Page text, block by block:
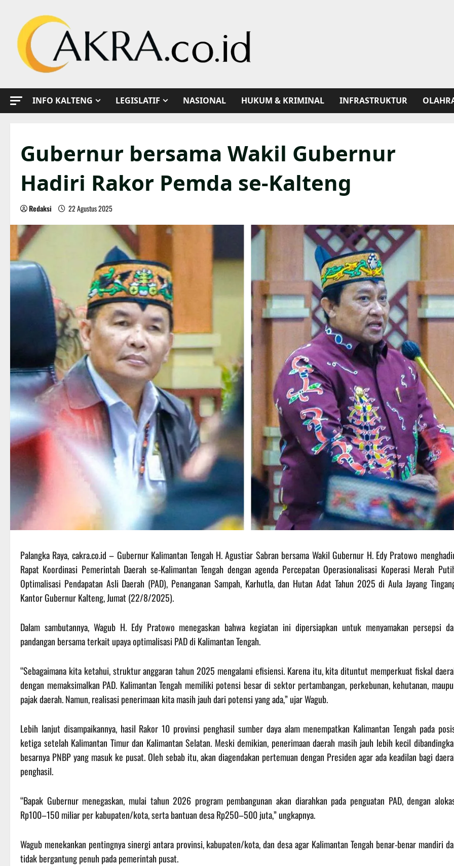
content
INFO KALTENG LEGISLATIF NASIONAL HUKUM & KRIMINAL INFRASTRUKTUR
Gubernur bersama Wakil Gubernur
Hadiri Rakor Pemda se-Kalteng
Redaksi 22 Agustus 2025
Palangka Raya, cakra.co.id – Gubernur Kalimantan Tengah H. Agustiar Sabran bersama Wakil Gubernur H. Edy Pratowo
Rapat Koordinasi Pemerintah Daerah se-Kalimantan Tengah dengan agenda Percepatan Operasionalisasi Koperasi Merah
Optimalisasi Pendapatan Asli Daerah (PAD), Penanganan Sampah, Karhutla, dan Hutan Adat Tahun 2025 di Aula Jayang
Kantor Gubernur Kalteng, Jumat (22/8/2025).
Dalam sambutannya, Wagub H. Edy Pratowo menegaskan bahwa kegiatan ini dipersiapkan untuk menyamakan persepsi
pandangan bersama terkait upaya optimalisasi PAD di Kalimantan Tengah.
“Sebagaimana kita ketahui, struktur anggaran tahun 2025 mengalami efisiensi. Karena itu, kita dituntut memperkuat fiskal
dengan memaksimalkan PAD. Kalimantan Tengah memiliki potensi besar di sektor pertambangan, perkebunan, kehutanan,
pajak daerah. Namun, realisasi penerimaan kita masih jauh dari potensi yang ada,” ujar Wagub.
Lebih lanjut disampaikannya, hasil Rakor 10 provinsi penghasil sumber daya alam menempatkan Kalimantan Tengah pada
ketiga setelah Kalimantan Timur dan Kalimantan Selatan. Meski demikian, penerimaan daerah masih jauh lebih kecil
besarnya PNBP yang masuk ke pusat. Oleh sebab itu, akan diagendakan pertemuan dengan Presiden agar ada keadilan bagi
penghasil.
“Bapak Gubernur menegaskan, mulai tahun 2026 program pembangunan akan diarahkan pada penguatan PAD, dengan
Rp100–150 miliar per kabupaten/kota, serta bantuan desa Rp250–500 juta,” ungkapnya.
Wagub menekankan pentingnya sinergi antara provinsi, kabupaten/kota, dan desa agar Kalimantan Tengah benar-benar mandiri
tidak bergantung penuh pada pemerintah pusat.